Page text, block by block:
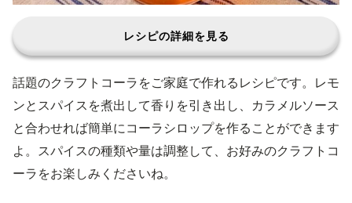
レシピの詳細を見る
話題のクラフトコーラをご家庭で作れるレシピです。レモ
ンとスパイスを煮出して香りを引き出し、カラメルソース
と合わせれば簡単にコーラシロップを作ることができます
よ。スパイスの種類や量は調整して、お好みのクラフトコ
ーラをお楽しみくださいね。